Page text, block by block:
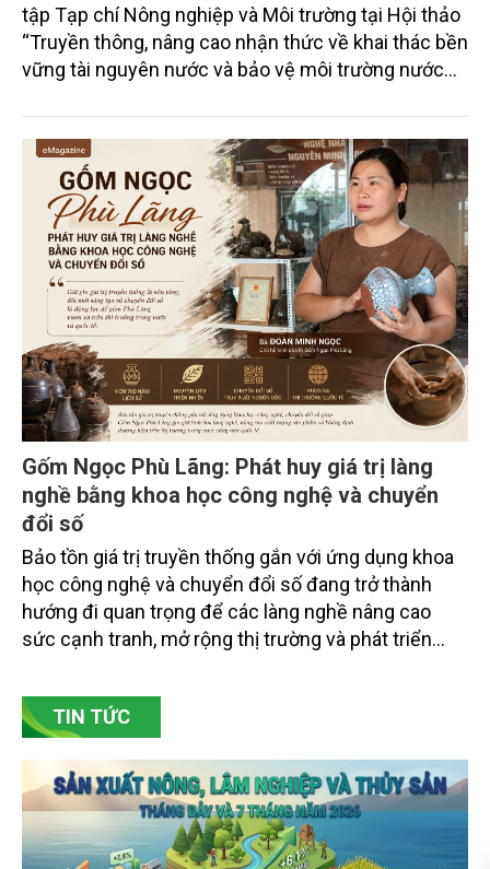
tập Tạp chí Nông nghiệp và Môi trường tại Hội thảo
“Truyền thông, nâng cao nhận thức về khai thác bền
vững tài nguyên nước và bảo vệ môi trường nước
trường phối hợp với Sở Nông nghiệp và Môi trường
tỉnh Lai Châu tổ chức ngày 10/7/2026. Hội thảo thu
hút sự tham gia của hơn 100 đại biểu là lãnh đạo
các đơn vị thuộc Bộ Nông nghiệp và Môi trường,
chuyên gia, nhà khoa học, Sở Nông nghiệp và Môi
trường tỉnh Lai Châu và đại diện các cơ quan đơn vị
doanh nghiệp ở các tỉnh miền núi phía Bắc.
Gốm Ngọc Phù Lãng: Phát huy giá trị làng
nghề bằng khoa học công nghệ và chuyển
đổi số
Bảo tồn giá trị truyền thống gắn với ứng dụng khoa
học công nghệ và chuyển đổi số đang trở thành
hướng đi quan trọng để các làng nghề nâng cao
sức cạnh tranh, mở rộng thị trường và phát triển
Bắc Ninh, nhiều nghệ nhân và cơ sở sản xuất đã
chủ động đổi mới tư duy, đầu tư công nghệ, xây
TIN TỨC